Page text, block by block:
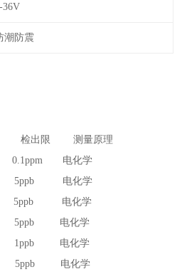
36V
潮防震
检出限 测量原理
电化学
电化学
电化学
电化学
电化学
电化学